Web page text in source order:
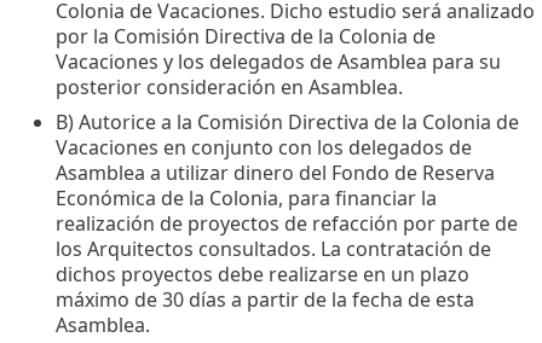
Colonia de Vacaciones. Dicho estudio será analizado
por la Comisión Directiva de la Colonia de
Vacaciones y los delegados de Asamblea para su
posterior consideración en Asamblea.
B) Autorice a la Comisión Directiva de la Colonia de
Vacaciones en conjunto con los delegados de
Asamblea a utilizar dinero del Fondo de Reserva
Económica de la Colonia, para financiar la
realización de proyectos de refacción por parte de
los Arquitectos consultados. La contratación de
dichos proyectos debe realizarse en un plazo
máximo de 30 días a partir de la fecha de esta
Asamblea.